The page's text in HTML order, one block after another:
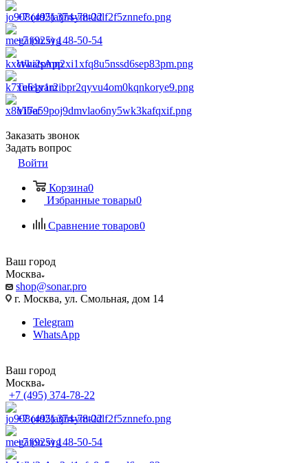
+7 (495) 374-78-22
+7 (925) 148-50-54
WhatsApp
Telegram
Viber
Заказать звонок
Задать вопрос
Войти
Корзина0
Избранные товары0
Сравнение товаров0
Ваш город
Москва
shop@sonar.pro
г. Москва, ул. Смольная, дом 14
Telegram
WhatsApp
Ваш город
Москва
+7 (495) 374-78-22
+7 (495) 374-78-22
+7 (925) 148-50-54